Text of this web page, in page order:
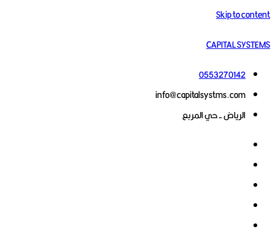
Skip to content
CAPITAL SYSTEMS
0553270142
info@capitalsystms.com
الرياض - حي المربع